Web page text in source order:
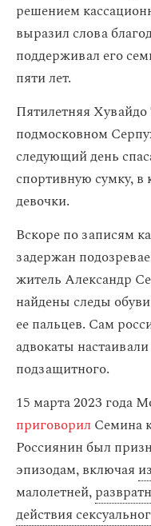
решением
выразил слова
поддерживал его
пяти лет.
Пятилетняя Хувайдо
подмосковном
следующий день
спортивную сумку, в
девочки.
Вскоре по записям
задержан
житель Александр
найдены следы
ее пальцев. Сам
адвокаты
подзащитного.
15 марта 2023 года
приговорил Семина
Россиянин был
эпизодам, включая
малолетней,
действия